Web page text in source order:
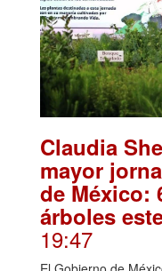
Claudia
mayor
de México:
árboles
19:47